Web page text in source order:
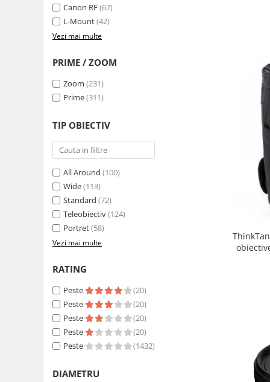
Bounce-uri, Softbox-uri
Ring-Flash Adaptor
Huse protectie blitz extern
Huse protectie filtre gel
Accesorii Aparate Digitale
Cititoare carduri
Huse protectie card memorie
Telecomenzi
LCD protectie
Recordere audio digitale
Acumulatori Foto
Acumulatori AA/AAA (R6/R3)) si
incarcatoare
Incarcatoare acumulatori Foto-
Tablete grafice
Canon RF(67)
L-Mount(42)
Vezi mai multe
PRIME / ZOOM
Zoom (231)
Prime(311)
TIP OBIECTIV
All Around (100)
Wide(113)
Standard (72)
Teleobiectiv(124)
Portret(58)
Vezi mai multe
RATING
Peste
(20)
Peste
(20)
Peste
(20)
Peste
(20)
Peste
(1432)
DIAMETRU